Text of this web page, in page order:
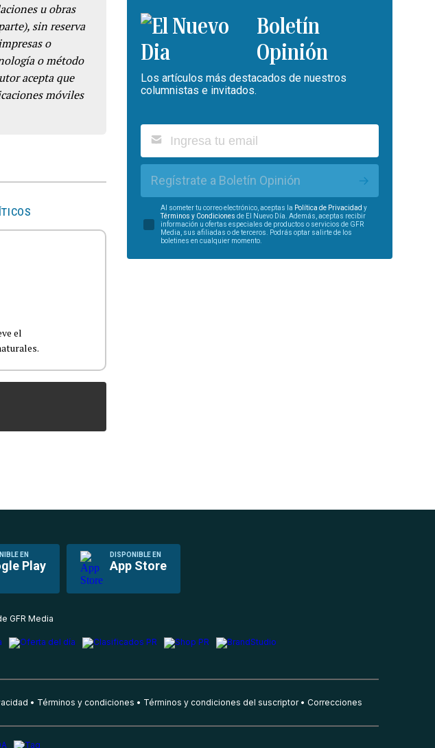
u obras
sin reserva
o
o método
acepta que
móviles
el
Boletín
Opinión
Los artículos más destacados de nuestros
columnistas e invitados.
Regístrate a Boletín Opinión
Al someter tu correo electrónico, aceptas la Política de Privacidad y
Términos y Condiciones de El Nuevo Día. Además, aceptas recibir
información u ofertas especiales de productos o servicios de GFR
Media, sus afiliadas o de terceros. Podrás optar salirte de los
boletines en cualquier momento.
EN
Play
DISPONIBLE EN
App Store
GFR Media
Términos y condiciones Términos y condiciones del suscriptor Correcciones